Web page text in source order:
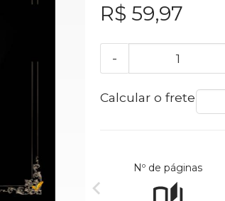
R$ 59,97
-
Calcular o frete
Nº de páginas